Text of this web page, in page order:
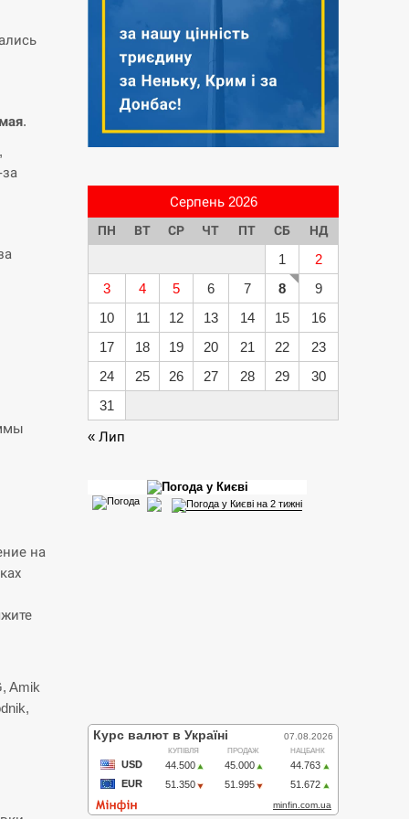
.
на
Amik
Серпень 2026
ПН ВТ СР ЧТ ПТ СБ НД
1
2
3
4 5 6 7 8
9
10
11 12 13 14 15
16
17
18 19 20 21 22
23
24
25 26 27 28 29
30
31
« Лип